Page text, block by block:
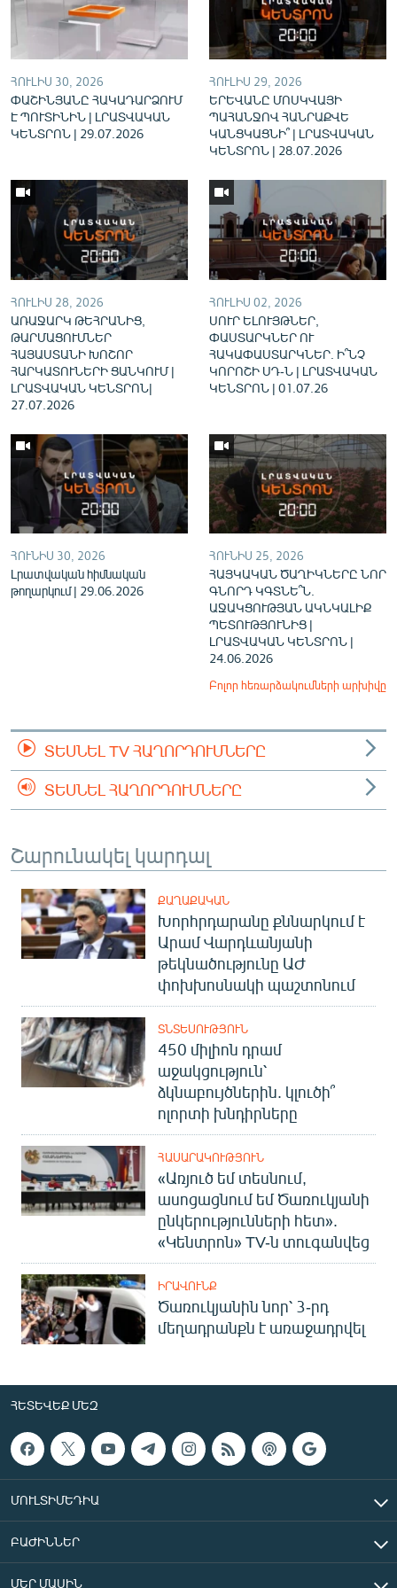
English
Русский
ՀԵՏԵՎԵՔ ՄԵԶ
«Ազատության» բոլոր կայքերը
ՀՈՒԼԻՍ 30, 2026
ՓԱՇԻՆՅԱՆԸ ՀԱԿԱԴԱՐՁՈՒՄ
Է ՊՈՒՏԻՆԻՆ | ԼՐԱՏՎԱԿԱՆ
ԿԵՆՏՐՈՆ | 29.07.2026
ՀՈՒԼԻՍ 29, 2026
ԵՐԵՎԱՆԸ ՄՈՍԿՎԱՅԻ
ՊԱՀԱՆՋՈՎ ՀԱՆՐԱՔՎԵ
ԿԱՆՑԿԱՑՆԻ՞ | ԼՐԱՏՎԱԿԱՆ
ԿԵՆՏՐՈՆ | 28.07.2026
ՀՈՒԼԻՍ 28, 2026
ԱՌԱՋԱՐԿ ԹԵՀՐԱՆԻՑ,
ԹԱՐՄԱՑՈՒՄՆԵՐ
ՀԱՅԱՍՏԱՆԻ ԽՈՇՈՐ
ՀԱՐԿԱՏՈՒՆԵՐԻ ՑԱՆԿՈՒՄ |
ԼՐԱՏՎԱԿԱՆ ԿԵՆՏՐՈՆ|
27.07.2026
ՀՈՒԼԻՍ 02, 2026
ՍՈՒՐ ԵԼՈՒՅԹՆԵՐ,
ՓԱՍՏԱՐԿՆԵՐ ՈՒ
ՀԱԿԱՓԱՍՏԱՐԿՆԵՐ. Ի՞ՆՉ
ԿՈՐՈՇԻ ՍԴ-Ն | ԼՐԱՏՎԱԿԱՆ
ԿԵՆՏՐՈՆ | 01.07.26
ՀՈՒՆԻՍ 30, 2026
Լրատվական հիմնական
թողարկում | 29.06.2026
ՀՈՒՆԻՍ 25, 2026
ՀԱՅԿԱԿԱՆ ԾԱՂԻԿՆԵՐԸ ՆՈՐ
ԳՆՈՐԴ ԿԳՏՆԵ՞Ն.
ԱՋԱԿՑՈՒԹՅԱՆ ԱԿՆԿԱԼԻՔ
ՊԵՏՈՒԹՅՈՒՆԻՑ |
ԼՐԱՏՎԱԿԱՆ ԿԵՆՏՐՈՆ |
24.06.2026
Բոլոր հեռարձակումների արխիվը
ՏԵՍՆԵԼ TV ՀԱՂՈՐԴՈՒՄՆԵՐԸ
ՏԵՍՆԵԼ ՀԱՂՈՐԴՈՒՄՆԵՐԸ
Շարունակել կարդալ
ՔԱՂԱՔԱԿԱՆ
Խորհրդարանը քննարկում է
Արամ Վարդևանյանի
թեկնածությունը ԱԺ
փոխխոսնակի պաշտոնում
ՏՆՏԵՍՈՒԹՅՈՒՆ
450 միլիոն դրամ
աջակցություն՝
ձկնաբույծներին. կլուծի՞
ոլորտի խնդիրները
ՀԱՍԱՐԱԿՈՒԹՅՈՒՆ
«Առյուծ եմ տեսնում,
ասոցացնում եմ Ծառուկյանի
ընկերությունների հետ».
«Կենտրոն» TV-ն տուգանվեց
ԻՐԱՎՈՒՆՔ
Ծառուկյանին նոր՝ 3-րդ
մեղադրանքն է առաջադրվել
ՀԵՏԵՎԵՔ ՄԵԶ
ՄՈՒԼՏԻՄԵԴԻԱ
ԲԱԺԻՆՆԵՐ
ՄԵՐ ՄԱՍԻՆ